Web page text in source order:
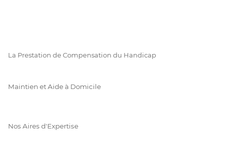
La Prestation de Compensation du Handicap
Maintien et Aide à Domicile
Nos Aires d'Expertise